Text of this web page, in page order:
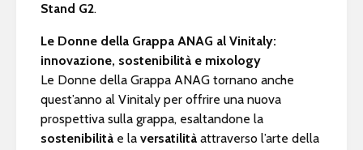
Stand G2.
Le Donne della Grappa ANAG al Vinitaly:
innovazione, sostenibilità e mixology
Le Donne della Grappa ANAG tornano anche
quest’anno al Vinitaly per offrire una nuova
prospettiva sulla grappa, esaltandone la
sostenibilità e la versatilità attraverso l’arte della